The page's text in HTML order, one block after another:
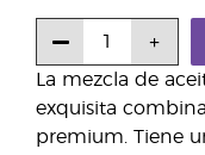
La mezcla de
exquisita
premium. Tiene